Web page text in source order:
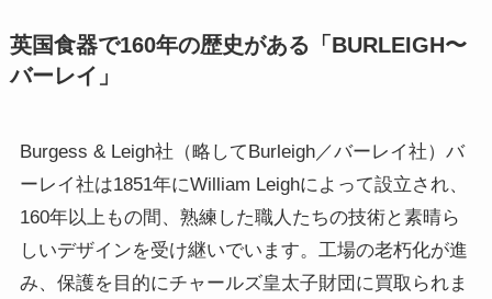
英国食器で160年の歴史がある「BURLEIGH〜
バーレイ」
Burgess & Leigh社（略してBurleigh／バーレイ社）バ
ーレイ社は1851年にWilliam Leighによって設立され、
160年以上もの間、熟練した職人たちの技術と素晴ら
しいデザインを受け継いでいます。工場の老朽化が進
み、保護を目的にチャールズ皇太子財団に買取られま